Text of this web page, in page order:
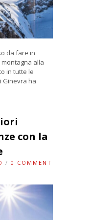
da fare in
montagna alla
in tutte le
Ginevra ha
con la
/ 0 COMMENT